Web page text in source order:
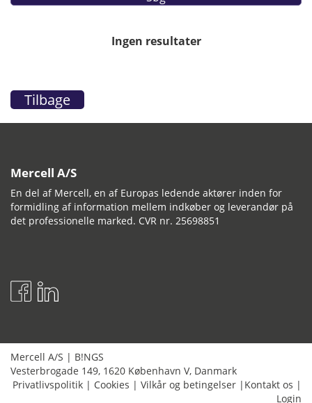
Ingen resultater
Tilbage
Mercell A/S
En del af Mercell, en af Europas ledende aktører inden for
formidling af information mellem indkøber og leverandør på
det professionelle marked. CVR nr. 25698851
Mercell A/S | B!NGS
Vesterbrogade 149, 1620 København V, Danmark
Privatlivspolitik | Cookies | Vilkår og betingelser | Kontakt os |
Login